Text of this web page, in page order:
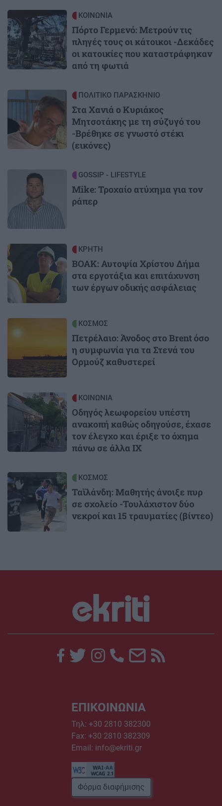
Image ΚΟΙΝΩΝΙΑ
Πόρτο Γερμενό: Μετρούν τις
πληγές τους οι κάτοικοι -Δεκάδες
οι κατοικίες που καταστράφηκαν
από τη φωτιά
ΠΟΛΙΤΙΚΟ ΠΑΡΑΣΚΗΝΙΟ
Στα Χανιά ο Κυριάκος
Μητσοτάκης με τη σύζυγό του
-Βρέθηκε σε γνωστό στέκι
(εικόνες)
Image GOSSIP - LIFESTYLE
Mike: Τροχαίο ατύχημα για τον
ράπερ
Image ΚΡΗΤΗ
ΒΟΑΚ: Αυτοψία Χρίστου Δήμα
στα εργοτάξια και επιτάχυνση
των έργων οδικής ασφάλειας
ΚΟΣΜΟΣ
Πετρέλαιο: Άνοδος στο Brent όσο
η συμφωνία για τα Στενά του
Ορμούζ καθυστερεί
Image ΚΟΙΝΩΝΙΑ
Οδηγός λεωφορείου υπέστη
ανακοπή καθώς οδηγούσε, έχασε
τον έλεγχο και έριξε το όχημα
πάνω σε άλλα ΙΧ
Image ΚΟΣΜΟΣ
Ταϊλάνδη: Μαθητής άνοιξε πυρ
σε σχολείο -Τουλάχιστον δύο
νεκροί και 15 τραυματίες (βίντεο)
ΕΠΙΚΟΙΝΩΝΙΑ
Τηλ: +30 2810 382300
Fax: +30 2810 382309
Email: info@ekriti.gr
Φόρμα διαφήμισης